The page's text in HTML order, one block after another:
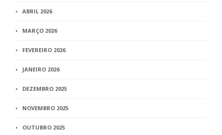
ABRIL 2026
MARÇO 2026
FEVEREIRO 2026
JANEIRO 2026
DEZEMBRO 2025
NOVEMBRO 2025
OUTUBRO 2025